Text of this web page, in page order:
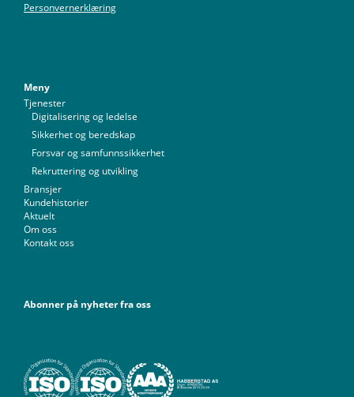
Personvernerklæring
Meny
Tjenester
Digitalisering og ledelse
Sikkerhet og beredskap
Forsvar og samfunnssikkerhet
Rekruttering og utvikling
Bransjer
Kundehistorier
Aktuelt
Om oss
Kontakt oss
Abonner på nyheter fra oss